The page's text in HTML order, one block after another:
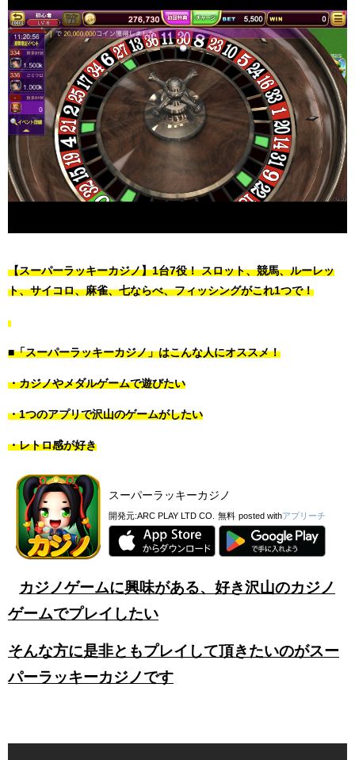
【スーパーラッキーカジノ】1台7役！ スロット、競馬、ルーレッ
ト、サイコロ、麻雀、七ならべ、フィッシングがこれ1つで！
■「スーパーラッキーカジノ」はこんな人にオススメ！
・カジノやメダルゲームで遊びたい
・1つのアプリで沢山のゲームがしたい
・レトロ感が好き
スーパーラッキーカジノ
開発元:ARC PLAY LTD CO. 無料 posted withアプリーチ
カジノゲームに興味がある、好き沢山のカジノ
ゲームでプレイしたい
そんな方に是非ともプレイして頂きたいのがスー
パーラッキーカジノです